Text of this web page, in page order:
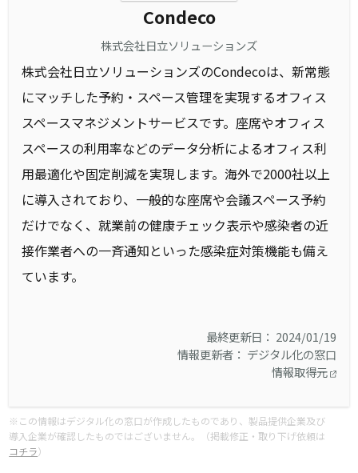
Condeco
株式会社日立ソリューションズ
株式会社日立ソリューションズのCondecoは、新常態
にマッチした予約・スペース管理を実現するオフィス
スペースマネジメントサービスです。座席やオフィス
スペースの利用率などのデータ分析によるオフィス利
用最適化や固定削減を実現します。海外で2000社以上
に導入されており、一般的な座席や会議スペース予約
だけでなく、就業前の健康チェック表示や感染者の近
接作業者への一斉通知といった感染症対策機能も備え
ています。
最終更新日： 2024/01/19
情報更新者： デジタル化の窓口
情報取得元
※この情報はデジタル化の窓口が作成したものであり、製品提供企業及び
導入企業が確認したものではございません。（掲載修正・取り下げ依頼は
コチラ）